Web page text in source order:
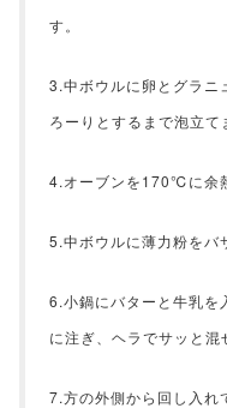
す。
3.中ボウルに卵とグラニ
ろーりとするまで泡立て
4.オーブンを170℃に余
5.中ボウルに薄力粉をバ
6.小鍋にバターと牛乳を
に注ぎ、ヘラでサッと混
7.方の外側から回し入れ